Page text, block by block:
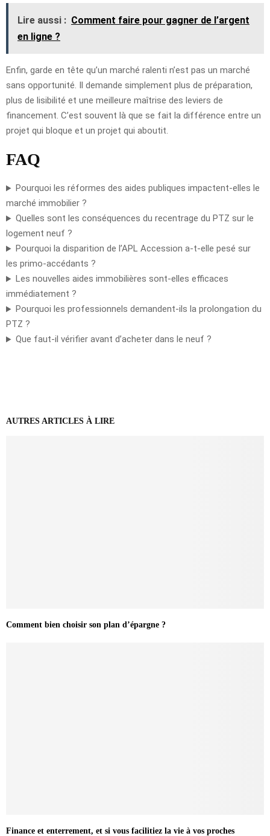
Lire aussi : Comment faire pour gagner de l’argent
en ligne ?
Enfin, garde en tête qu’un marché ralenti n’est pas un marché
sans opportunité. Il demande simplement plus de préparation,
plus de lisibilité et une meilleure maîtrise des leviers de
financement. C’est souvent là que se fait la différence entre un
projet qui bloque et un projet qui aboutit.
FAQ
Pourquoi les réformes des aides publiques impactent-elles le
marché immobilier ?
Quelles sont les conséquences du recentrage du PTZ sur le
logement neuf ?
Pourquoi la disparition de l’APL Accession a-t-elle pesé sur
les primo-accédants ?
Les nouvelles aides immobilières sont-elles efficaces
immédiatement ?
Pourquoi les professionnels demandent-ils la prolongation du
PTZ ?
Que faut-il vérifier avant d’acheter dans le neuf ?
AUTRES ARTICLES À LIRE
Comment bien choisir son plan d’épargne ?
Finance et enterrement, et si vous facilitiez la vie à vos proches